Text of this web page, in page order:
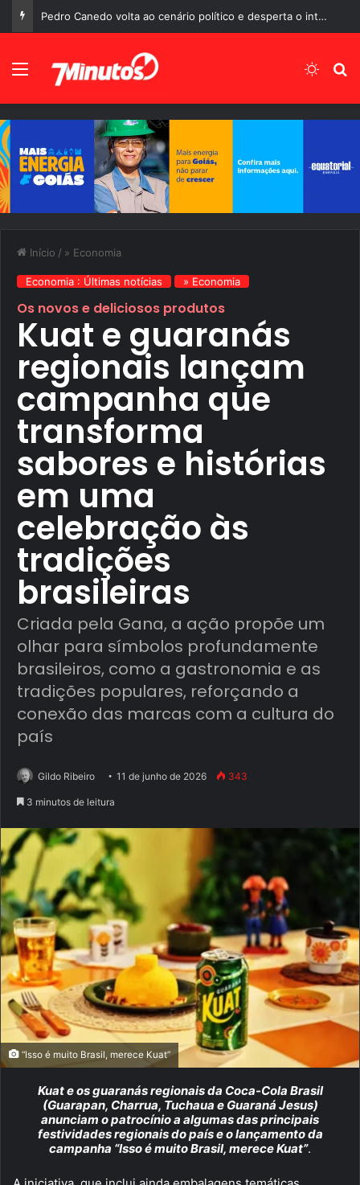
Pedro Canedo volta ao cenário político e desperta o interesse de diferentes gerações em Goiás
Menu
Início / » Economia
Economia : Últimas notícias » Economia
Os novos e deliciosos produtos
Kuat e guaranás
regionais lançam
campanha que
transforma
sabores e histórias
em uma
celebração às
tradições
brasileiras
Criada pela Gana, a ação propõe um
olhar para símbolos profundamente
brasileiros, como a gastronomia e as
tradições populares, reforçando a
conexão das marcas com a cultura do
país
Gildo Ribeiro 11 de junho de 2026 343
3 minutos de leitura
“Isso é muito Brasil, merece Kuat”
Kuat e os guaranás regionais da Coca-Cola Brasil
(Guarapan, Charrua, Tuchaua e Guaraná Jesus)
anunciam o patrocínio a algumas das principais
festividades regionais do país e o lançamento da
campanha “Isso é muito Brasil, merece Kuat”.